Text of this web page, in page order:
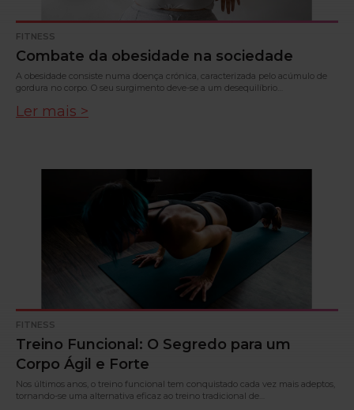
FITNESS
Combate da obesidade na sociedade
A obesidade consiste numa doença crónica, caracterizada pelo acúmulo de
gordura no corpo. O seu surgimento deve-se a um desequilíbrio…
Ler mais >
FITNESS
Treino Funcional: O Segredo para um
Corpo Ágil e Forte
Nos últimos anos, o treino funcional tem conquistado cada vez mais adeptos,
tornando-se uma alternativa eficaz ao treino tradicional de…